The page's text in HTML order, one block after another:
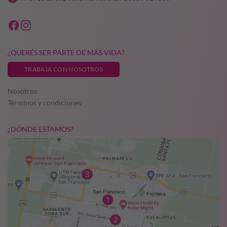
¿QUERÉS SER PARTE DE MÁS VIDA?
TRABAJA CON NOSOTROS
Nosotros
Términos y condiciones
¿DÓNDE ESTAMOS?